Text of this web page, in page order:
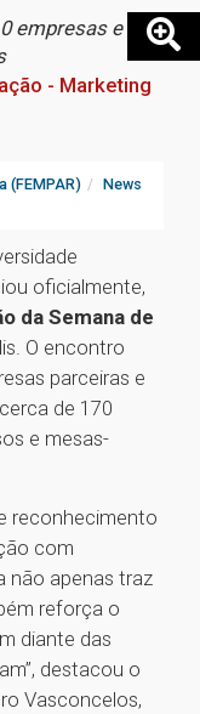
empresas e cerca
- Marketing
(FEMPAR) News
oficialmente,
da Semana de
O encontro
parceiras e
de 170
e mesas-
reconhecimento
com
não apenas traz
reforça o
diante das
destacou o
Vasconcelos,